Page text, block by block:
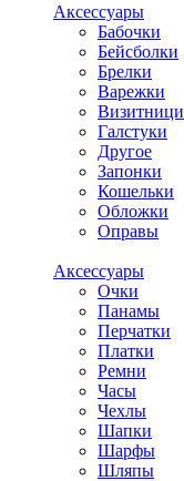
Аксессуары
Бабочки
Бейсболки
Брелки
Варежки
Визитници
Галстуки
Другое
Запонки
Кошельки
Обложки
Оправы
Аксессуары
Очки
Панамы
Перчатки
Платки
Ремни
Часы
Чехлы
Шапки
Шарфы
Шляпы